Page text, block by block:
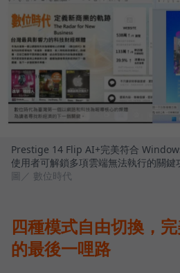
Prestige 14 Flip AI+完美符合
使用者可解鎖多項雲端無法執行的關鍵
圖／ 數位時代
四種模式自由切換，
的最後一哩路